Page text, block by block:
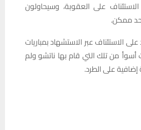
الاستئناف على العقوبة، وسيحاولون
ممكن.
الاستئناف عبر الاستشهاد بمباريات
من تلك التي قام بها ناتشو ولم
على الطرد.